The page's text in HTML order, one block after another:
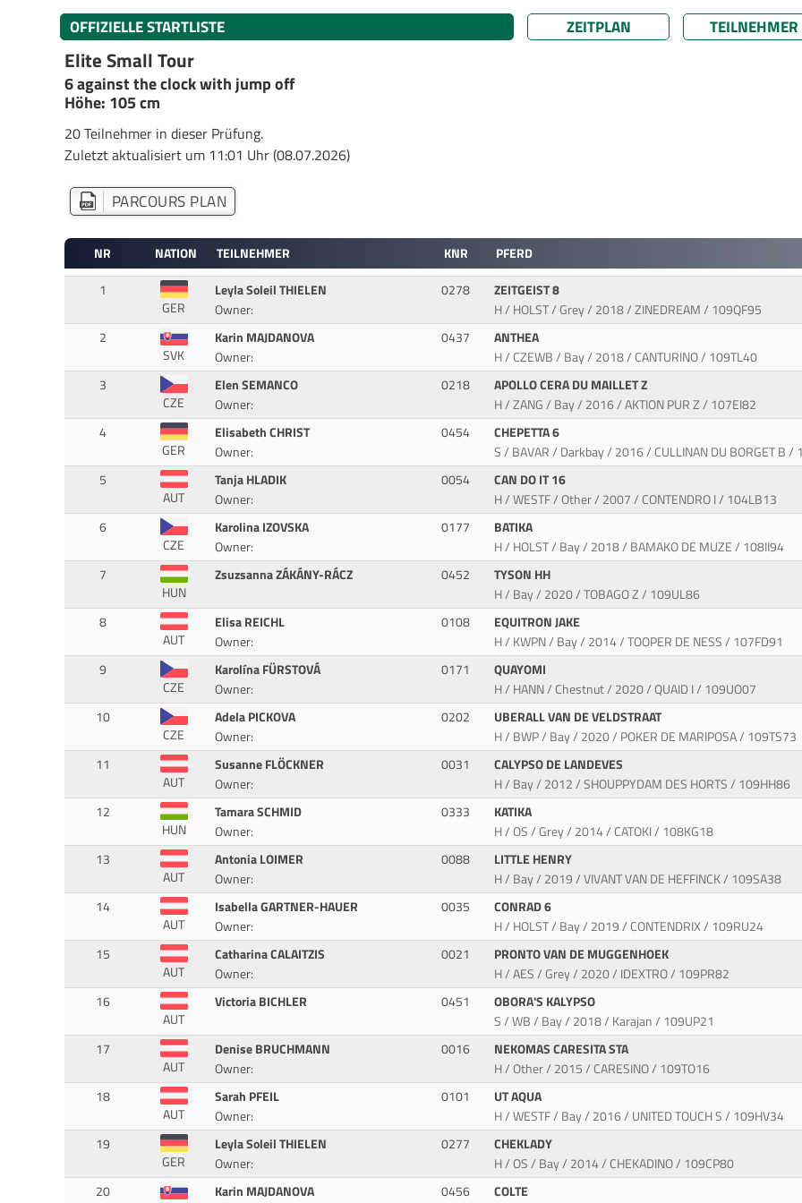
OFFIZIELLE STARTLISTE ZEITPLAN TEILNEHMER
Elite Small Tour
6 against the clock with jump off
Höhe: 105 cm
20 Teilnehmer in dieser Prüfung.
Zuletzt aktualisiert um 11:01 Uhr (08.07.2026)
PARCOURS PLAN
NR NATION TEILNEHMER KNR
PFERD
1
GER
Leyla Soleil THIELEN
Owner:
0278
ZEITGEIST 8
H / HOLST / Grey / 2018 / ZINEDREAM / 109QF95
2
SVK
Karin MAJDANOVA
Owner:
0437
ANTHEA
H / CZEWB / Bay / 2018 / CANTURINO / 109TL40
3
CZE
Elen SEMANCO
Owner:
0218
APOLLO CERA DU MAILLET Z
H / ZANG / Bay / 2016 / AKTION PUR Z / 107EI82
4
GER
Elisabeth CHRIST
Owner:
0454
CHEPETTA 6
S / BAVAR / Darkbay / 2016 / CULLINAN DU BORGET B /
5
AUT
Tanja HLADIK
Owner:
0054
CAN DO IT 16
H / WESTF / Other / 2007 / CONTENDRO I / 104LB13
6
CZE
Karolina IZOVSKA
Owner:
0177
BATIKA
H / HOLST / Bay / 2018 / BAMAKO DE MUZE / 108II94
7
HUN
Zsuzsanna ZÁKÁNY-RÁCZ 0452
TYSON HH
H / Bay / 2020 / TOBAGO Z / 109UL86
8
AUT
Elisa REICHL
Owner:
0108
EQUITRON JAKE
H / KWPN / Bay / 2014 / TOOPER DE NESS / 107FD91
9
CZE
Karolína FÜRSTOVÁ
Owner:
0171
QUAYOMI
H / HANN / Chestnut / 2020 / QUAID I / 109UO07
10
CZE
Adela PICKOVA
Owner:
0202
UBERALL VAN DE VELDSTRAAT
H / BWP / Bay / 2020 / POKER DE MARIPOSA / 109TS73
11
AUT
Susanne FLÖCKNER
Owner:
0031
CALYPSO DE LANDEVES
H / Bay / 2012 / SHOUPPYDAM DES HORTS / 109HH86
12
HUN
Tamara SCHMID
Owner:
0333
KATIKA
H / OS / Grey / 2014 / CATOKI / 108KG18
13
AUT
Antonia LOIMER
Owner:
0088
LITTLE HENRY
H / Bay / 2019 / VIVANT VAN DE HEFFINCK / 109SA38
14
AUT
Isabella GARTNER-HAUER
Owner:
0035
CONRAD 6
H / HOLST / Bay / 2019 / CONTENDRIX / 109RU24
15
AUT
Catharina CALAITZIS
Owner:
0021
PRONTO VAN DE MUGGENHOEK
H / AES / Grey / 2020 / IDEXTRO / 109PR82
16
AUT
Victoria BICHLER 0451
OBORA'S KALYPSO
S / WB / Bay / 2018 / Karajan / 109UP21
17
AUT
Denise BRUCHMANN
Owner:
0016
NEKOMAS CARESITA STA
H / Other / 2015 / CARESINO / 109TO16
18
AUT
Sarah PFEIL
Owner:
0101
UT AQUA
H / WESTF / Bay / 2016 / UNITED TOUCH S / 109HV34
19
GER
Leyla Soleil THIELEN
Owner:
0277
CHEKLADY
H / OS / Bay / 2014 / CHEKADINO / 109CP80
20
Karin MAJDANOVA
0456
COLTE